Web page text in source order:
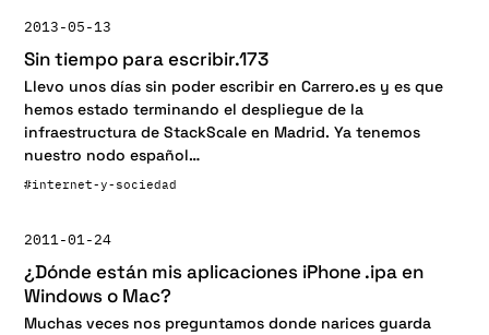
2013-05-13
Sin tiempo para escribir.173
Llevo unos días sin poder escribir en Carrero.es y es que
hemos estado terminando el despliegue de la
infraestructura de StackScale en Madrid. Ya tenemos
nuestro nodo español…
#internet-y-sociedad
2011-01-24
¿Dónde están mis aplicaciones iPhone .ipa en
Windows o Mac?
Muchas veces nos preguntamos donde narices guarda